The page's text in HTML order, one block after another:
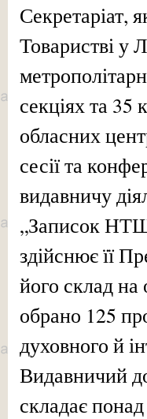
Секретаріат,
Товаристві у
секціях та 35
обласних
сесії та
видавничу
„Записок
здійснює її
його склад
обрано 125
духовного й
Видавничий
складає